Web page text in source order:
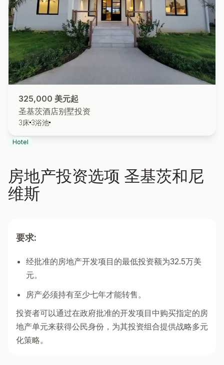
325,000 美元起
圣基茨酒店别墅投资
3床 3浴池
Hotel
房地产投资选项 圣基茨和尼
维斯
要求:
经批准的房地产开发项目的最低投资额为32.5万美
元。
房产必须持有至少七年才能转售。
投资者可以通过在政府批准的开发项目中购买指定的房
地产单元来获得公民身份，为其投资组合提供战略多元
化策略。